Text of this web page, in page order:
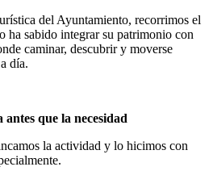
del Ayuntamiento, recorrimos el
ha sabido integrar su patrimonio con
caminar, descubrir y moverse
día.
que la necesidad
la actividad y lo hicimos con